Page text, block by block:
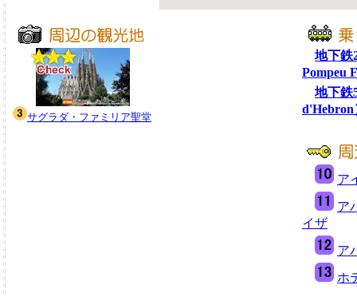
サグラダ・ファミリア聖堂
地下鉄
Pompeu
地下鉄
d'Hebron
ア
ア
イザ
ア
ホ